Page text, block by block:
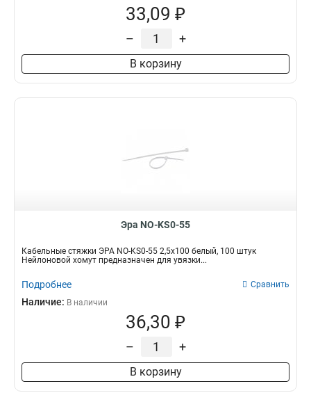
33,09 ₽
– +
В корзину
Эра NO-KS0-55
Кабельные стяжки ЭРА NO-KS0-55 2,5х100 белый, 100 штук
Нейлоновой хомут предназначен для увязки...
Подробнее Сравнить
Наличие: В наличии
36,30 ₽
– +
В корзину